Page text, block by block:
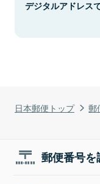
日本郵便トップ 郵
デジタルアドレス
郵便番号を